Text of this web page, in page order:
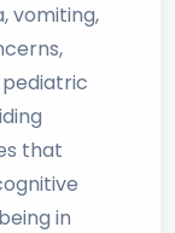
vomiting,
that
in